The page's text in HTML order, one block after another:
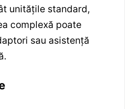
unitățile standard,
complexă poate
sau asistență